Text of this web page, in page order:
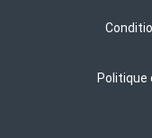
Politique